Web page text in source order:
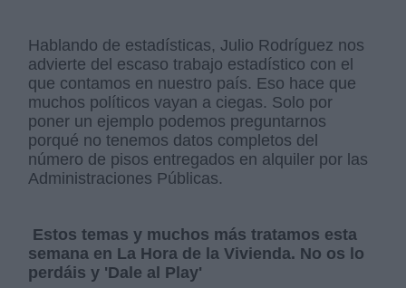
Hablando de estadísticas, Julio Rodríguez nos
advierte del escaso trabajo estadístico con el
que contamos en nuestro país. Eso hace que
muchos políticos vayan a ciegas. Solo por
poner un ejemplo podemos preguntarnos
porqué no tenemos datos completos del
número de pisos entregados en alquiler por las
Administraciones Públicas.
Estos temas y muchos más tratamos esta
semana en La Hora de la Vivienda. No os lo
perdáis y 'Dale al Play'